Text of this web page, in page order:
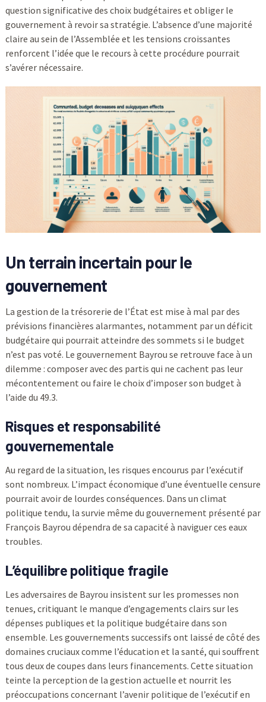
question significative des choix budgétaires et obliger le
gouvernement à revoir sa stratégie. L’absence d’une majorité
claire au sein de l’Assemblée et les tensions croissantes
renforcent l’idée que le recours à cette procédure pourrait
s’avérer nécessaire.
Un terrain incertain pour le
gouvernement
La gestion de la trésorerie de l’État est mise à mal par des
prévisions financières alarmantes, notamment par un déficit
budgétaire qui pourrait atteindre des sommets si le budget
n’est pas voté. Le gouvernement Bayrou se retrouve face à un
dilemme : composer avec des partis qui ne cachent pas leur
mécontentement ou faire le choix d’imposer son budget à
l’aide du 49.3.
Risques et responsabilité
gouvernementale
Au regard de la situation, les risques encourus par l’exécutif
sont nombreux. L’impact économique d’une éventuelle censure
pourrait avoir de lourdes conséquences. Dans un climat
politique tendu, la survie même du gouvernement présenté par
François Bayrou dépendra de sa capacité à naviguer ces eaux
troubles.
L’équilibre politique fragile
Les adversaires de Bayrou insistent sur les promesses non
tenues, critiquant le manque d’engagements clairs sur les
dépenses publiques et la politique budgétaire dans son
ensemble. Les gouvernements successifs ont laissé de côté des
domaines cruciaux comme l’éducation et la santé, qui souffrent
tous deux de coupes dans leurs financements. Cette situation
teinte la perception de la gestion actuelle et nourrit les
préoccupations concernant l’avenir politique de l’exécutif en